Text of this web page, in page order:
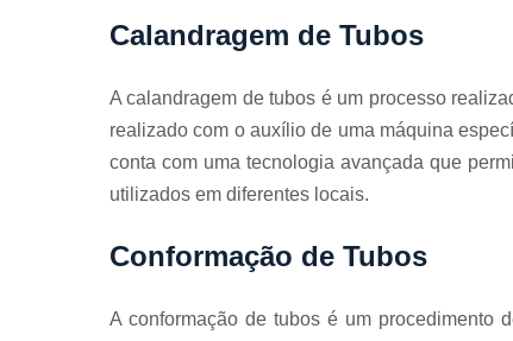
Calandragem de Tubos
A calandragem de tubos é um processo
realizado com o auxílio de uma máquina
conta com uma tecnologia avançada que
utilizados em diferentes locais.
Conformação de Tubos
A conformação de tubos é um procedimento